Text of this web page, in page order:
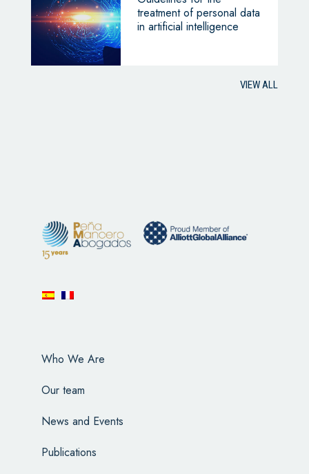
treatment of personal data
in artificial intelligence
VIEW ALL
Who We Are
Our team
News and Events
Publications